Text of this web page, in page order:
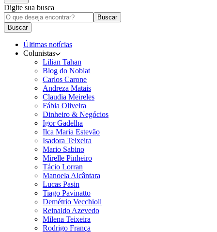
Digite sua busca
Buscar
Buscar
Últimas notícias
Colunistas
Lilian Tahan
Blog do Noblat
Carlos Carone
Andreza Matais
Claudia Meireles
Fábia Oliveira
Dinheiro & Negócios
Igor Gadelha
Ilca Maria Estevão
Isadora Teixeira
Mario Sabino
Mirelle Pinheiro
Tácio Lorran
Manoela Alcântara
Lucas Pasin
Tiago Pavinatto
Demétrio Vecchioli
Reinaldo Azevedo
Milena Teixeira
Rodrigo França